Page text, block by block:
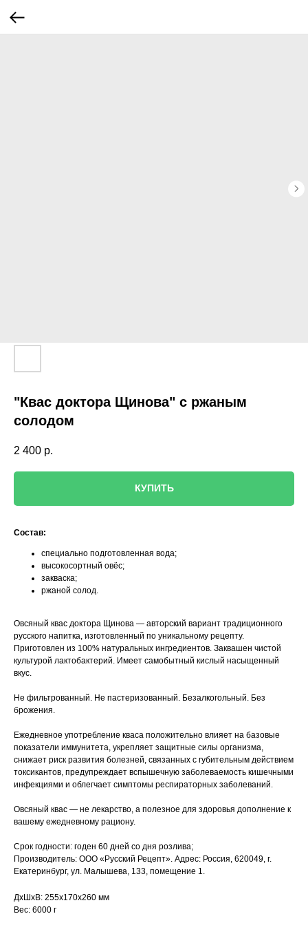
"Квас доктора Щинова" с ржаным
солодом
2 400 р.
КУПИТЬ
Состав:
специально подготовленная вода;
высокосортный овёс;
закваска;
ржаной солод.
Овсяный квас доктора Щинова — авторский вариант традиционного
русского напитка, изготовленный по уникальному рецепту.
Приготовлен из 100% натуральных ингредиентов. Заквашен чистой
культурой лактобактерий. Имеет самобытный кислый насыщенный
вкус.
Не фильтрованный. Не пастеризованный. Безалкогольный. Без
брожения.
Ежедневное употребление кваса положительно влияет на базовые
показатели иммунитета, укрепляет защитные силы организма,
снижает риск развития болезней, связанных с губительным действием
токсикантов, предупреждает вспышечную заболеваемость кишечными
инфекциями и облегчает симптомы респираторных заболеваний.
Овсяный квас — не лекарство, а полезное для здоровья дополнение к
вашему ежедневному рациону.
Срок годности: годен 60 дней со дня розлива;
Производитель: ООО «Русский Рецепт». Адрес: Россия, 620049, г.
Екатеринбург, ул. Малышева, 133, помещение 1.
ДxШxВ: 255x170x260 мм
Вес: 6000 г